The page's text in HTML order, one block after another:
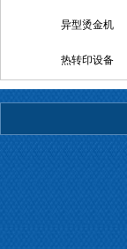
异型烫金机
热转印设备